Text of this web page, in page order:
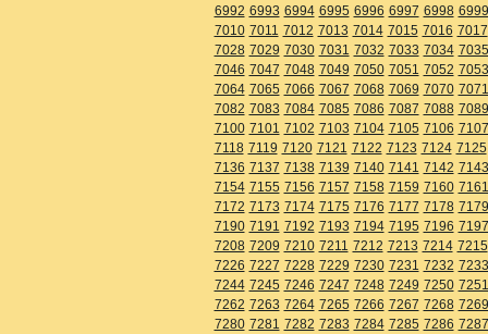
6992 6993 6994 6995 6996 6997 6998 6999
7010 7011 7012 7013 7014 7015 7016 7017
7028 7029 7030 7031 7032 7033 7034 7035
7046 7047 7048 7049 7050 7051 7052 7053
7064 7065 7066 7067 7068 7069 7070 7071
7082 7083 7084 7085 7086 7087 7088 7089
7100 7101 7102 7103 7104 7105 7106 7107
7118 7119 7120 7121 7122 7123 7124 7125
7136 7137 7138 7139 7140 7141 7142 7143
7154 7155 7156 7157 7158 7159 7160 7161
7172 7173 7174 7175 7176 7177 7178 7179
7190 7191 7192 7193 7194 7195 7196 7197
7208 7209 7210 7211 7212 7213 7214 7215
7226 7227 7228 7229 7230 7231 7232 7233
7244 7245 7246 7247 7248 7249 7250 7251
7262 7263 7264 7265 7266 7267 7268 7269
7280 7281 7282 7283 7284 7285 7286 7287